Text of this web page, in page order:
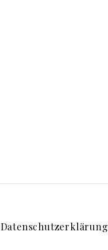
Datenschutzerklärung